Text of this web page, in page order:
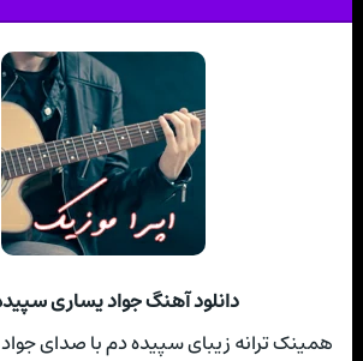
دانلود آهنگ جواد يساری
همینک ترانه زیبای سپیده دم با صدای